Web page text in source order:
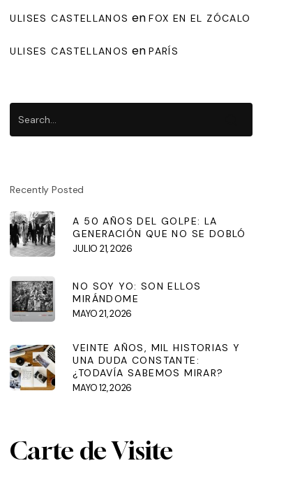
ULISES CASTELLANOS enFOX EN EL ZÓCALO
ULISES CASTELLANOS enPARÍS
Recently Posted
A 50 AÑOS DEL GOLPE: LA
GENERACIÓN QUE NO SE DOBLÓ
JULIO 21, 2026
NO SOY YO: SON ELLOS
MIRÁNDOME
MAYO 21, 2026
VEINTE AÑOS, MIL HISTORIAS Y
UNA DUDA CONSTANTE:
¿TODAVÍA SABEMOS MIRAR?
MAYO 12, 2026
Carte de Visite